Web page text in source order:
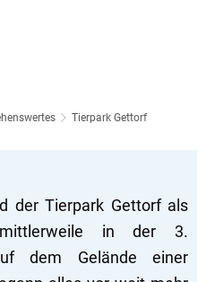
Tierpark Gettorf
der Tierpark Gettorf als
mittlerweile in der 3.
dem Gelände einer